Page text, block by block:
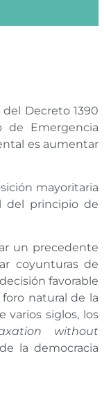
Decreto 1390
de Emergencia
es aumentar
mayoritaria
del principio de
un precedente
coyunturas de
favorable
natural de la
varios siglos, los
without
la democracia